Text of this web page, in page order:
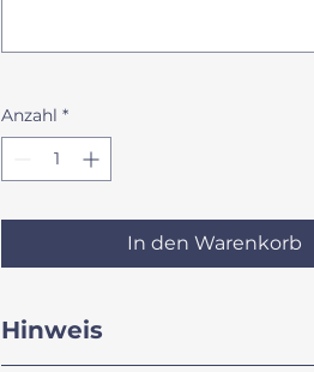
Anzahl *
In den Warenkorb
Hinweis